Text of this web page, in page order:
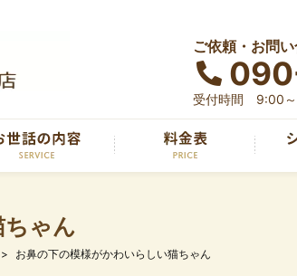
ご依頼・お問
受付時間 9:00
ゃん
お鼻の下の模様がかわいらしい猫ちゃん